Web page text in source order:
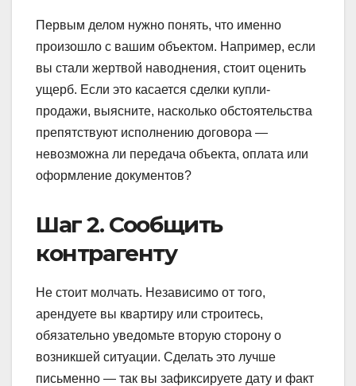
Первым делом нужно понять, что именно
произошло с вашим объектом. Например, если
вы стали жертвой наводнения, стоит оценить
ущерб. Если это касается сделки купли-
продажи, выясните, насколько обстоятельства
препятствуют исполнению договора —
невозможна ли передача объекта, оплата или
оформление документов?
Шаг 2. Сообщить
контрагенту
Не стоит молчать. Независимо от того,
арендуете вы квартиру или строитесь,
обязательно уведомьте вторую сторону о
возникшей ситуации. Сделать это лучше
письменно — так вы зафиксируете дату и факт